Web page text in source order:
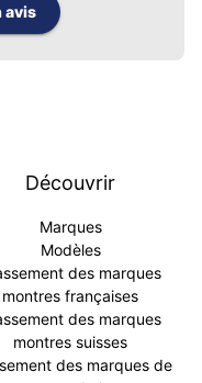
avis
Découvrir
Marques
Modèles
des marques
montres françaises
des marques
montres suisses
des marques de